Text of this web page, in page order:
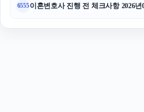
6555이혼변호사 진행 전 체크사항 2026년